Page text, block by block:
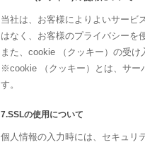
当社は、お客様によりよいサービ
はなく、お客様のプライバシーを
また、cookie （クッキー）の受け
※cookie （クッキー）とは、サー
す。
7.SSLの使用について
個人情報の入力時には、セキュリ